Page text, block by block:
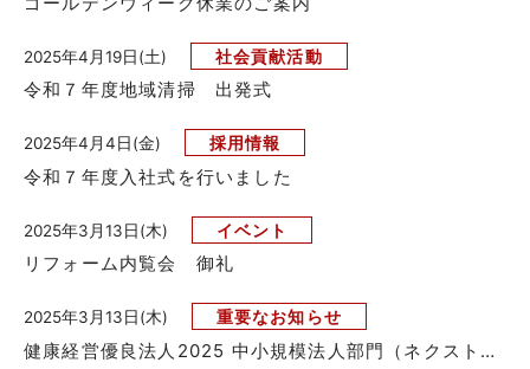
2025年4月19日(土) 社会貢献活動
令和７年度地域清掃 出発式
2025年4月4日(金) 採用情報
令和７年度入社式を行いました
2025年3月13日(木) イベント
リフォーム内覧会 御礼
2025年3月13日(木) 重要なお知らせ
健康経営優良法人2025 中小規模法人部門（ネクストブライト10...